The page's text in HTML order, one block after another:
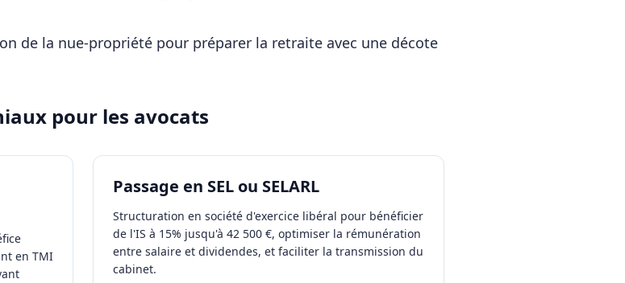
de la nue-propriété pour préparer la retraite avec une décote
pour les avocats
en TMI
Passage en SEL ou SELARL
Structuration en société d'exercice libéral pour bénéficier
de l'IS à 15% jusqu'à 42 500 €, optimiser la rémunération
entre salaire et dividendes, et faciliter la transmission du
cabinet.